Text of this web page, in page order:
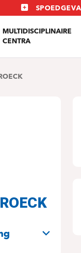
MULTIDISCIPLINAIRE
CENTRA